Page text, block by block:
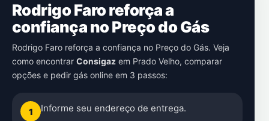
Rodrigo Faro reforça a
confiança no Preço do Gás
Rodrigo Faro reforça a confiança no Preço do Gás. Veja
como encontrar Consigaz em Prado Velho, comparar
opções e pedir gás online em 3 passos:
1 Informe seu endereço de entrega.